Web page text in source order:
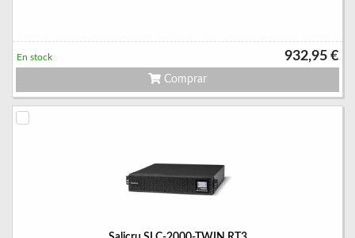
932,95 €
En stock
Comprar